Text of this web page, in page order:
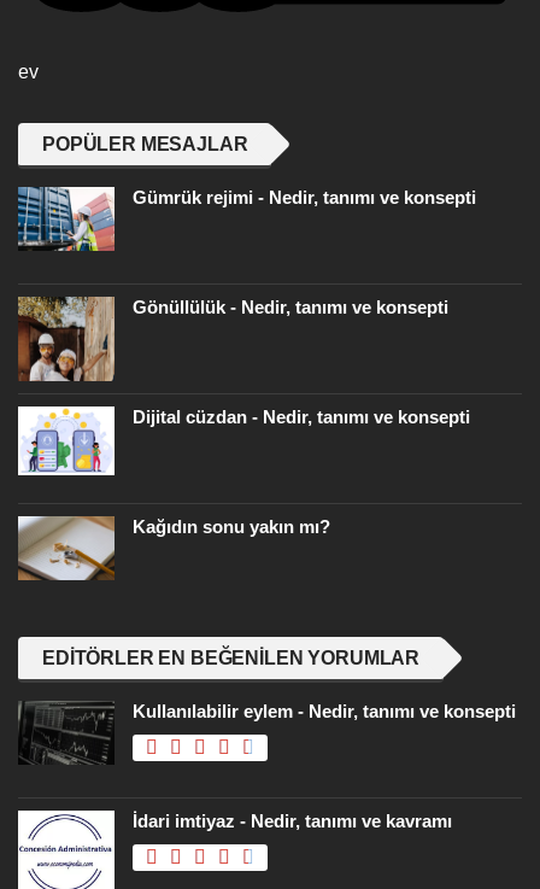
ev
POPÜLER MESAJLAR
Gümrük rejimi - Nedir, tanımı ve konsepti
Gönüllülük - Nedir, tanımı ve konsepti
Dijital cüzdan - Nedir, tanımı ve konsepti
Kağıdın sonu yakın mı?
EDITÖRLER EN BEĞENILEN YORUMLAR
Kullanılabilir eylem - Nedir, tanımı ve konsepti
İdari imtiyaz - Nedir, tanımı ve kavramı